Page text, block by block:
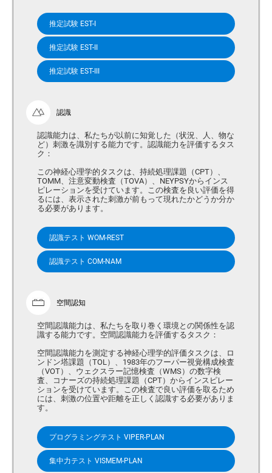
推定試験 EST-I
推定試験 EST-II
推定試験 EST-III
認識
認識能力は、私たちが以前に知覚した（状況、人、物な
ど）刺激を識別する能力です。認識能力を評価するタス
ク：
この神経心理学的タスクは、持続処理課題（CPT）、
TOMM、注意変動検査（TOVA）、NEYPSYからインス
ピレーションを受けています。この検査を良い評価を得
るには、表示された刺激が前もって現れたかどうか分か
る必要があります。
認識テスト WOM-REST
認識テスト COM-NAM
空間認知
空間認識能力は、私たちを取り巻く環境との関係性を認
識する能力です。空間認識能力を評価するタスク：
空間認識能力を測定する神経心理学的評価タスクは、ロ
ンドン塔課題（TOL）、1983年のフーパー視覚構成検査
（VOT）、ウェクスラー記憶検査（WMS）の数字検
査、コナーズの持続処理課題（CPT）からインスピレー
ションを受けています。この検査で良い評価を取るため
には、刺激の位置や距離を正しく認識する必要がありま
す。
プログラミングテスト VIPER-PLAN
集中力テスト VISMEM-PLAN